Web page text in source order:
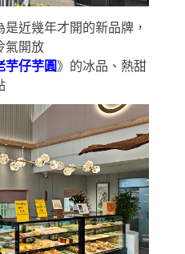
是近幾年才開的新品牌，
氣開放
芋仔芋圓》的冰品、熱甜